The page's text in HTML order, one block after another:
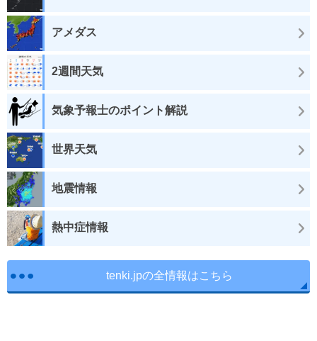
アメダス
2週間天気
気象予報士のポイント解説
世界天気
地震情報
熱中症情報
tenki.jpの全情報はこちら